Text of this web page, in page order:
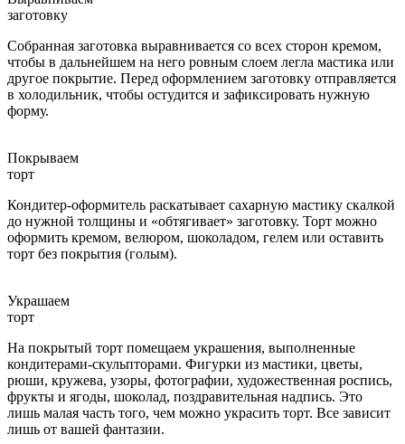
заготовку
Собранная заготовка выравнивается со всех сторон кремом,
чтобы в дальнейшем на него ровным слоем легла мастика или
другое покрытие. Перед оформлением заготовку отправляется
в холодильник, чтобы остудится и зафиксировать нужную
форму.
Покрываем
торт
Кондитер-оформитель раскатывает сахарную мастику скалкой
до нужной толщины и «обтягивает» заготовку. Торт можно
оформить кремом, велюром, шоколадом, гелем или оставить
торт без покрытия (голым).
Украшаем
торт
На покрытый торт помещаем украшения, выполненные
кондитерами-скульпторами. Фигурки из мастики, цветы,
рюши, кружева, узоры, фотографии, художественная роспись,
фрукты и ягоды, шоколад, поздравительная надпись. Это
лишь малая часть того, чем можно украсить торт. Все зависит
лишь от вашей фантазии.